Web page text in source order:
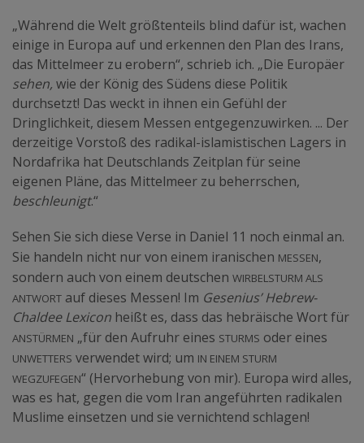
„Während die Welt größtenteils blind dafür ist, wachen
einige in Europa auf und erkennen den Plan des Irans,
das Mittelmeer zu erobern“, schrieb ich. „Die Europäer
sehen, wie der König des Südens diese Politik
durchsetzt! Das weckt in ihnen ein Gefühl der
Dringlichkeit, diesem Messen entgegenzuwirken. ... Der
derzeitige Vorstoß des radikal-islamistischen Lagers in
Nordafrika hat Deutschlands Zeitplan für seine
eigenen Pläne, das Mittelmeer zu beherrschen,
beschleunigt.“
Sehen Sie sich diese Verse in Daniel 11 noch einmal an.
Sie handeln nicht nur von einem iranischen Messen,
sondern auch von einem deutschen Wirbelsturm als
Antwort auf dieses Messen! Im Gesenius’ Hebrew-
Chaldee Lexicon heißt es, dass das hebräische Wort für
anstürmen „für den Aufruhr eines Sturms oder eines
Unwetters verwendet wird; um in einem Sturm
wegzufegen“ (Hervorhebung von mir). Europa wird alles,
was es hat, gegen die vom Iran angeführten radikalen
Muslime einsetzen und sie vernichtend schlagen!